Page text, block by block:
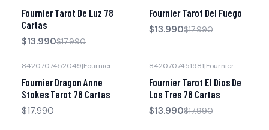
Fournier Tarot De Luz 78
Cartas
$13.990$17.990
Fournier Tarot Del Fuego
$13.990$17.990
8420707452049|Fournier
Fournier Dragon Anne
Stokes Tarot 78 Cartas
$17.990
8420707451981|Fournier
Fournier Tarot El Dios De
Los Tres 78 Cartas
$13.990$17.990